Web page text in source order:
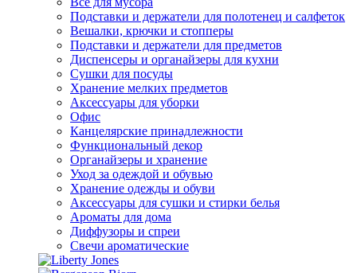
Подставки и держатели для полотенец и салфеток
Вешалки, крючки и стопперы
Подставки и держатели для предметов
Диспенсеры и органайзеры для кухни
Сушки для посуды
Хранение мелких предметов
Аксессуары для уборки
Офис
Канцелярские принадлежности
Функциональный декор
Органайзеры и хранение
Уход за одеждой и обувью
Хранение одежды и обуви
Аксессуары для сушки и стирки белья
Ароматы для дома
Диффузоры и спреи
Свечи ароматические